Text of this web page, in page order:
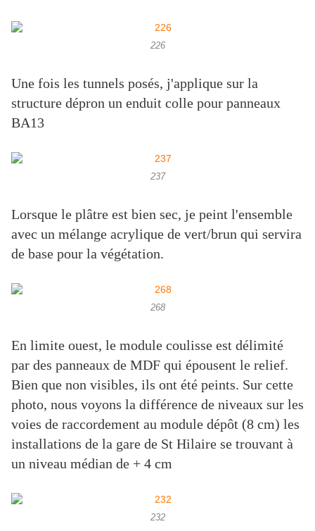
226
Une fois les tunnels posés, j'applique sur la
structure dépron un enduit colle pour panneaux
BA13
237
Lorsque le plâtre est bien sec, je peint l'ensemble
avec un mélange acrylique de vert/brun qui servira
de base pour la végétation.
268
En limite ouest, le module coulisse est délimité
par des panneaux de MDF qui épousent le relief.
Bien que non visibles, ils ont été peints. Sur cette
photo, nous voyons la différence de niveaux sur les
voies de raccordement au module dépôt (8 cm) les
installations de la gare de St Hilaire se trouvant à
un niveau médian de + 4 cm
232